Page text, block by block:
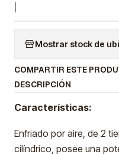
Mostrar stock de
COMPARTIR ESTE
DESCRIPCIÓN
Características:
Enfriado por aire, de 2
cilíndrico, posee una